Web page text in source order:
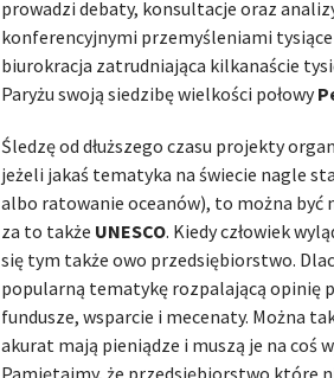
prowadzi debaty, konsultacje oraz
konferencyjnymi przemyśleniami
biurokracja zatrudniająca kilkanaście
Paryżu swoją siedzibę wielkości połowy
Śledzę od dłuższego czasu projekty
jeżeli jakaś tematyka na świecie nagle
albo ratowanie oceanów), to można być
za to także UNESCO. Kiedy człowiek
się tym także owo przedsiębiorstwo.
popularną tematykę rozpalającą opinię
fundusze, wsparcie i mecenaty. Można
akurat mają pieniądze i muszą je na coś